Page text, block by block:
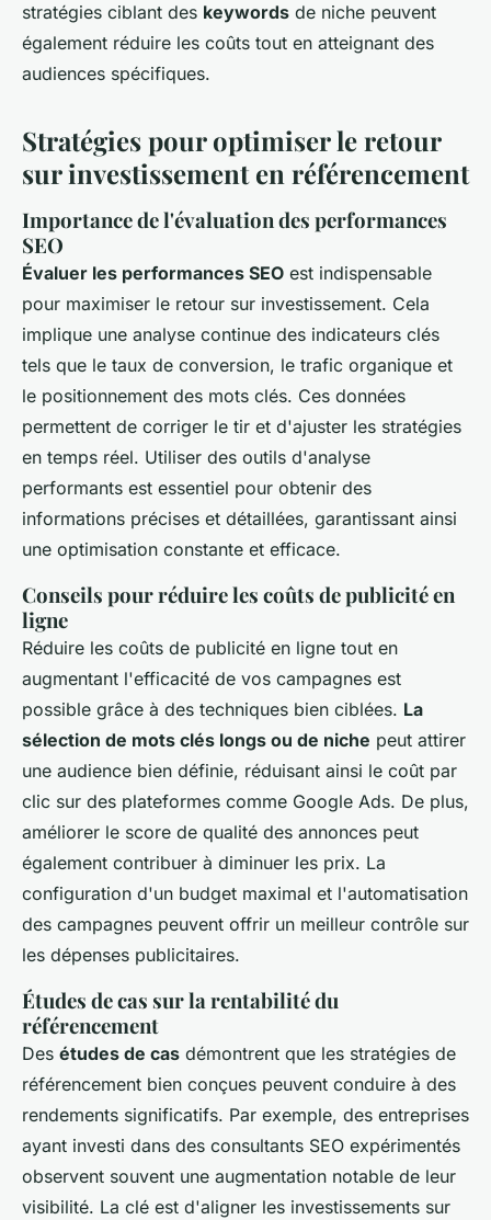
stratégies ciblant des keywords de niche peuvent
également réduire les coûts tout en atteignant des
audiences spécifiques.
Stratégies pour optimiser le retour
sur investissement en référencement
Importance de l'évaluation des performances
SEO
Évaluer les performances SEO est indispensable
pour maximiser le retour sur investissement. Cela
implique une analyse continue des indicateurs clés
tels que le taux de conversion, le trafic organique et
le positionnement des mots clés. Ces données
permettent de corriger le tir et d'ajuster les stratégies
en temps réel. Utiliser des outils d'analyse
performants est essentiel pour obtenir des
informations précises et détaillées, garantissant ainsi
une optimisation constante et efficace.
Conseils pour réduire les coûts de publicité en
ligne
Réduire les coûts de publicité en ligne tout en
augmentant l'efficacité de vos campagnes est
possible grâce à des techniques bien ciblées. La
sélection de mots clés longs ou de niche peut attirer
une audience bien définie, réduisant ainsi le coût par
clic sur des plateformes comme Google Ads. De plus,
améliorer le score de qualité des annonces peut
également contribuer à diminuer les prix. La
configuration d'un budget maximal et l'automatisation
des campagnes peuvent offrir un meilleur contrôle sur
les dépenses publicitaires.
Études de cas sur la rentabilité du
référencement
Des études de cas démontrent que les stratégies de
référencement bien conçues peuvent conduire à des
rendements significatifs. Par exemple, des entreprises
ayant investi dans des consultants SEO expérimentés
observent souvent une augmentation notable de leur
visibilité. La clé est d'aligner les investissements sur